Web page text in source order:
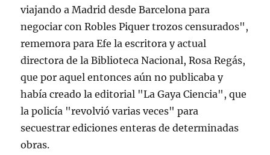
viajando a Madrid desde Barcelona para
negociar con Robles Piquer trozos censurados",
rememora para Efe la escritora y actual
directora de la Biblioteca Nacional, Rosa Regás,
que por aquel entonces aún no publicaba y
había creado la editorial "La Gaya Ciencia", que
la policía "revolvió varias veces" para
secuestrar ediciones enteras de determinadas
obras.